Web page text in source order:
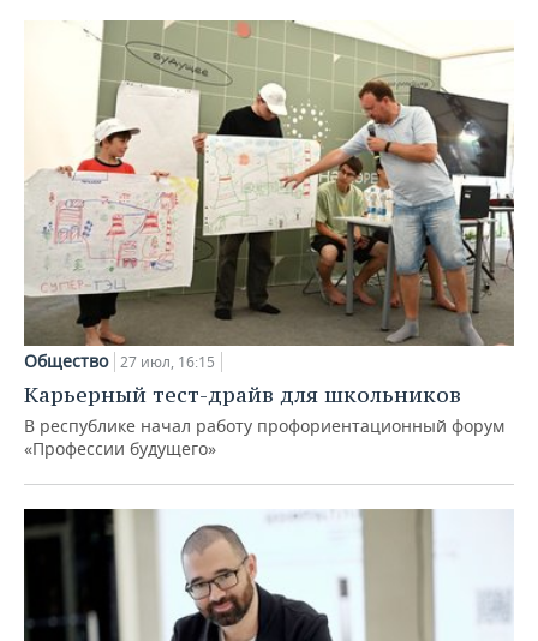
Общество 27 июл, 16:15
Карьерный тест-драйв для школьников
В республике начал работу профориентационный форум
«Профессии будущего»